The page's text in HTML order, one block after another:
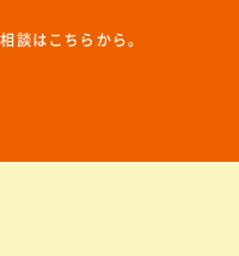
談はこちらから。